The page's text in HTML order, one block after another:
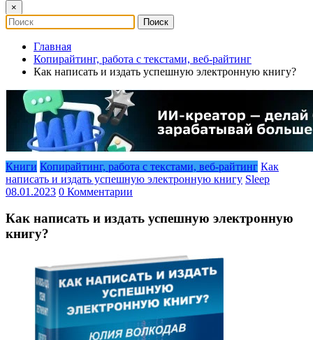
×
Главная
Копирайтинг, работа с текстами, веб-райтинг
Как написать и издать успешную электронную книгу?
Книги Копирайтинг, работа с текстами, веб-райтинг Как
написать и издать успешную электронную книгу Sleep
08.01.2023 0 Комментарии
Как написать и издать успешную электронную
книгу?